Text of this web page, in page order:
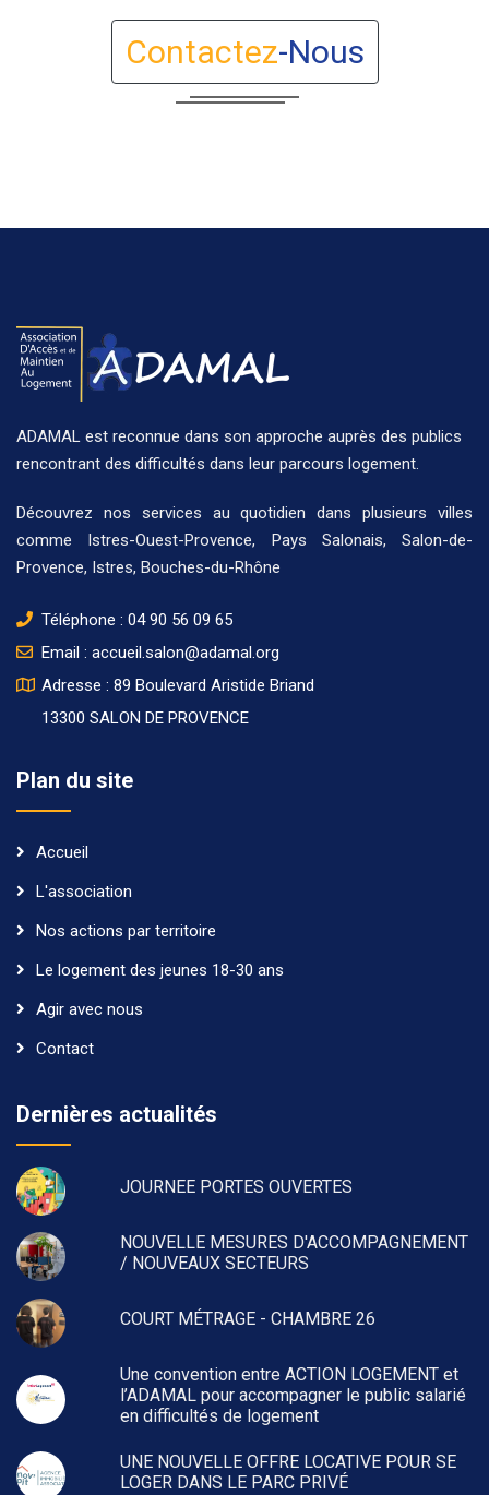
Contactez-Nous
ADAMAL est reconnue dans son approche auprès des publics
rencontrant des difficultés dans leur parcours logement.
Découvrez nos services au quotidien dans plusieursvilles
comme Istres-Ouest-Provence, Pays Salonais, Salon-de-
Provence, Istres, Bouches-du-Rhône
Téléphone : 04 90 56 09 65
Email : accueil.salon@adamal.org
Adresse : 89 Boulevard Aristide Briand
13300 SALON DE PROVENCE
Plan du site
Accueil
L'association
Nos actions par territoire
Le logement des jeunes 18-30 ans
Agir avec nous
Contact
Dernières actualités
JOURNEE PORTES OUVERTES
NOUVELLE MESURES D'ACCOMPAGNEMENT
/ NOUVEAUX SECTEURS
COURT MÉTRAGE - CHAMBRE 26
Une convention entre ACTION LOGEMENT et
l’ADAMAL pour accompagner le public salarié
en difficultés de logement
UNE NOUVELLE OFFRE LOCATIVE POUR SE
LOGER DANS LE PARC PRIVÉ